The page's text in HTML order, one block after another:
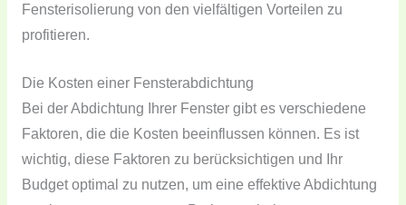
Fensterisolierung von den vielfältigen Vorteilen zu
profitieren.
Die Kosten einer Fensterabdichtung
Bei der Abdichtung Ihrer Fenster gibt es verschiedene
Faktoren, die die Kosten beeinflussen können. Es ist
wichtig, diese Faktoren zu berücksichtigen und Ihr
Budget optimal zu nutzen, um eine effektive Abdichtung